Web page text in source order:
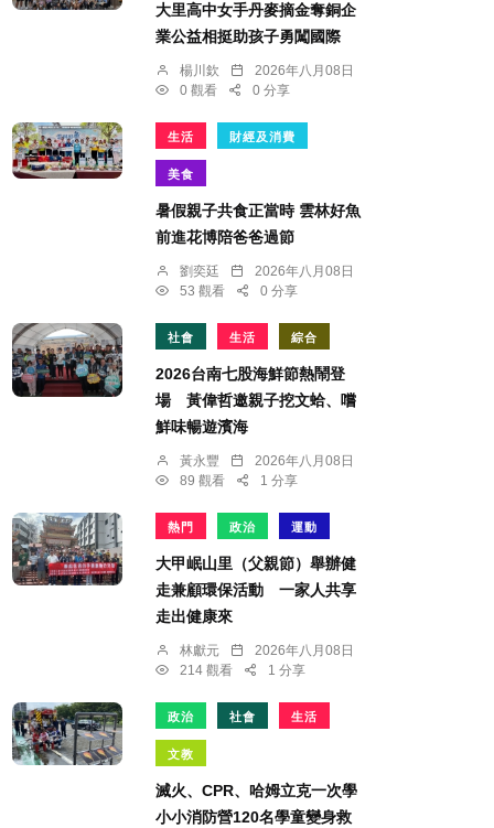
大里高中女手丹麥摘金奪銅企
業公益相挺助孩子勇闖國際
楊川欽
2026年八月08日
0 觀看
0 分享
生活 財經及消費
美食
暑假親子共食正當時 雲林好魚
前進花博陪爸爸過節
劉奕廷
2026年八月08日
53 觀看
0 分享
社會 生活 綜合
2026台南七股海鮮節熱鬧登
場 黃偉哲邀親子挖文蛤、嚐
鮮味暢遊濱海
黃永豐
2026年八月08日
89 觀看
1 分享
熱門 政治 運動
大甲岷山里（父親節）舉辦健
走兼顧環保活動 一家人共享
走出健康來
林獻元
2026年八月08日
214 觀看
1 分享
政治 社會 生活
文教
滅火、CPR、哈姆立克一次學
小小消防營120名學童變身救